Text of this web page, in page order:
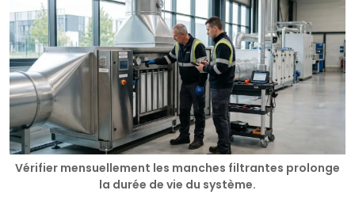
Vérifier mensuellement les manches filtrantes prolonge
la durée de vie du système.